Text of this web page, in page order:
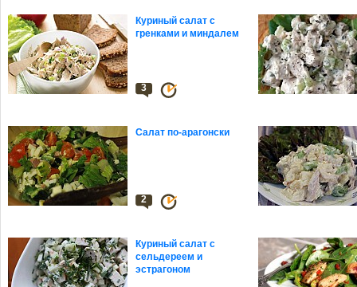
Куриный салат с
гренками и миндалем
3
Салат по-арагонски
2
Куриный салат с
сельдереем и
эстрагоном